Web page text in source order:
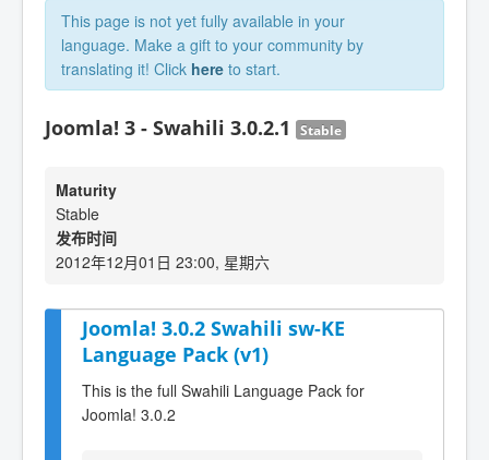
This page is not yet fully available in your
language. Make a gift to your community by
translating it! Click here to start.
Joomla! 3 - Swahili 3.0.2.1 Stable
Maturity
Stable
发布时间
2012年12月01日 23:00, 星期六
Joomla! 3.0.2 Swahili sw-KE
Language Pack (v1)
This is the full Swahili Language Pack for
Joomla! 3.0.2